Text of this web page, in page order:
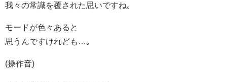
我々の常識を覆された思いですね｡
モードが色々あると
思うんですけれども…｡
(操作音)